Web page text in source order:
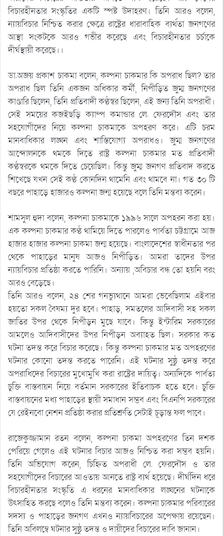
বিচারহীনতার সংস্কৃতির একটি স্পষ্ট উদাহরণ। তিনি আরও বলেন,
ন্যায়বিচার নিশ্চিত করার ক্ষেত্রে রাষ্ট্রের ধারাবাহিক ব্যর্থতা জনগণের
আস্থা সংকটকে আরও গভীর করেছে এবং বিচারহীনতার চর্চাকে
দীর্ঘস্থায়ী করেছে।।
ডা.অজয় প্রকাশ চাকমা বলেন, কল্পনা চাকমার কি অপরাধ ছিল? তার
অপরাধ ছিল তিনি একজন অধিকার কর্মী, নিপীড়িত জুম্ম জনগণের
কাণ্ডারি ছিলেন, তিনি প্রতিবাদী কণ্ঠস্বর ছিলেন, এই জন্য তিনি অপরাধী।
সেই সময়ের কজইছড়ি ক্যাম্প কমান্ডার লে. ফেরদৌস এবং তার
সহযোগীদের নিয়ে কল্পনা চাকমাকে অপহরণ করে। এটি চরম
মানবাধিকার লঙ্ঘন এবং শাস্তিযোগ্য অপরাধও। জুম্ম জনগণের
আন্দোলনকে থমকে দিতে রাষ্ট্র কল্পনা চাকমার মত প্রতিবাদী
কণ্ঠস্বরকে থমকে দিতে চেয়েছিল। কিন্তু জুম্ম জনগণ প্রতিবাদ করতে
শিখেছে যখন সেই কণ্ঠ কোনদিন থামেনি এবং থামবে না। গত ৩০ টি
বছরে পাহাড়ে হাজারও কল্পনা জন্ম হয়েছে বলে তিনি মন্তব্য করেন।
শামসুল হুদা বলেন, কল্পনা চাকমাকে ১৯৯৬ সালে অপহরন করা হয়।
এক কল্পনা চাকমার কণ্ঠ থামিয়ে দিতে পারলেও পার্বত্য চট্টগ্রামে আজ
হাজার হাজার কল্পনা চাকমা জন্ম হয়েছে। বাংলাদেশের স্বাধীনতার পর
থেকে পাহাড়ের মানুষ আজও নিপীড়িত। আমরা তাদের উপর
ন্যায়বিচার প্রতিষ্ঠা করতে পারিনি। অন্যায় ,অবিচার বন্ধ তো হয়নি বরং
আরও বেড়েছে।
তিনি আরও বলেন, ২৪ শের গনভ্যুথানে আমরা ভেবেছিলাম এইবার
হয়তো সকল বৈষম্য দুর হবে। পাহাড়, সমতলের আদিবাসী সহ সকল
জাতির উপর থেকে নিপীড়ন মুছে যাবে। কিন্তু ইন্টারিম সরকারের
আমলেও আদিবাসীদের উপর নিপীড়ন অব্যাহত ছিল। সরকার কত
ঘটনা তদন্ত করে বিচার করেছে। কিন্তু কল্পনা চাকমার মত অপহরণের
ঘটনার কোনো তদন্ত করতে পারেনি। এই ঘটনার সুষ্ঠু তদন্ত করে
অপরাধিদের বিচারের মুখোমুখি করা রাষ্ট্রের দায়িত্ব। অন্যদিকে পার্বত্য
চুক্তি বাস্তবায়ন নিয়ে বর্তমান সরকারের ইতিবাচক হতে হবে। চুক্তি
বাস্তবায়নের মধ্য পাহাড়ের স্থায়ী সমাধান সম্ভব এবং বিএনপি সরকারের
যে রেইনবো নেশন প্রতিষ্ঠা করার প্রতিশ্রুতি সেটাই চূড়ান্ত ফল পাবে।
রাজেকুজ্জামান রতন বলেন, কল্পনা চাকমা অপহরণের তিন দশক
পেরিয়ে গেলেও এই ঘটনার বিচার আজও নিশ্চিত করা সম্ভব হয়নি।
তিনি অভিযোগ করেন, চিহ্নিত অপরাধী লে. ফেরদৌস ও তার
সহযোগীদের বিচারের আওতায় আনতে রাষ্ট্র ব্যর্থ হয়েছে। দীর্ঘদিন ধরে
বিচারহীনতার সংস্কৃতি এ ধরনের মানবাধিকার লঙ্ঘনের ঘটনাকে
উৎসাহিত করছে বলেও তিনি মন্তব্য করেন। কল্পনা চাকমার পরিবারের
সদস্য ও পাহাড়ের জনগণ এখনও ন্যায়বিচারের অপেক্ষায় রয়েছেন।
তিনি অবিলম্বে ঘটনার সুষ্ঠু তদন্ত ও দায়ীদের বিচারের দাবি জানান।